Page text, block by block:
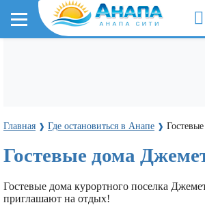
Главная ❱ Где остановиться в Анапе ❱
Гостевые дома
Гостевые дома курортного поселка
приглашают на отдых!